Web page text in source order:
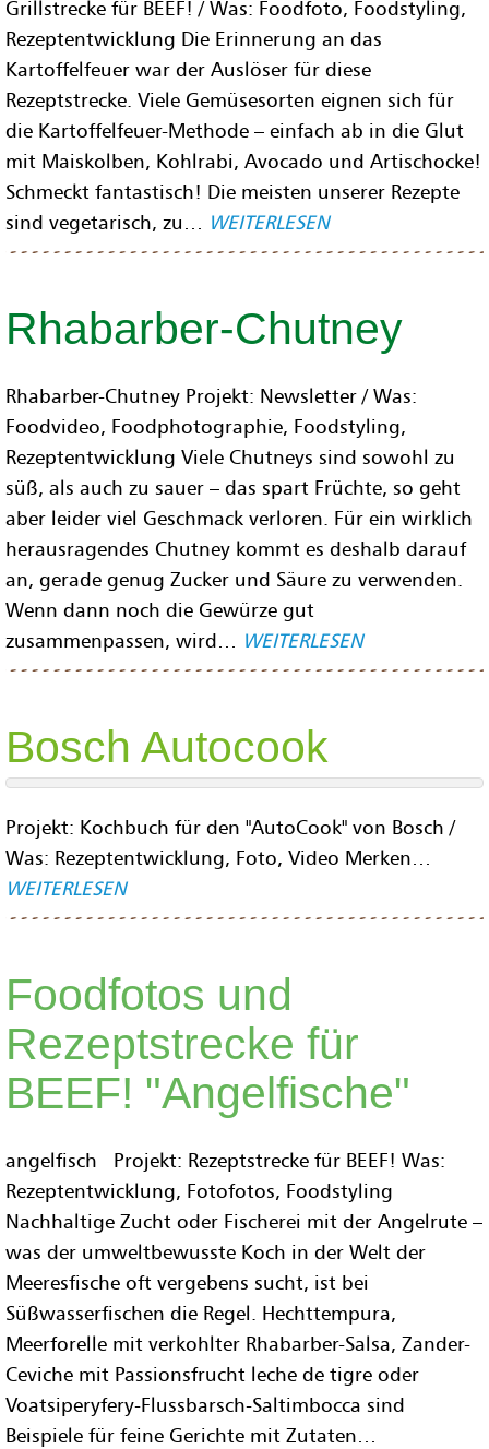
Grillstrecke für BEEF! / Was: Foodfoto, Foodstyling,
Rezeptentwicklung Die Erinnerung an das
Kartoffelfeuer war der Auslöser für diese
Rezeptstrecke. Viele Gemüsesorten eignen sich für
die Kartoffelfeuer-Methode – einfach ab in die Glut
mit Maiskolben, Kohlrabi, Avocado und Artischocke!
Schmeckt fantastisch! Die meisten unserer Rezepte
sind vegetarisch, zu… WEITERLESEN
Rhabarber-Chutney
Rhabarber-Chutney Projekt: Newsletter / Was:
Foodvideo, Foodphotographie, Foodstyling,
Rezeptentwicklung Viele Chutneys sind sowohl zu
süß, als auch zu sauer – das spart Früchte, so geht
aber leider viel Geschmack verloren. Für ein wirklich
herausragendes Chutney kommt es deshalb darauf
an, gerade genug Zucker und Säure zu verwenden.
Wenn dann noch die Gewürze gut
zusammenpassen, wird… WEITERLESEN
Bosch Autocook
Projekt: Kochbuch für den "AutoCook" von Bosch /
Was: Rezeptentwicklung, Foto, Video Merken…
WEITERLESEN
Foodfotos und
Rezeptstrecke für
BEEF! "Angelfische"
angelfisch Projekt: Rezeptstrecke für BEEF! Was:
Rezeptentwicklung, Fotofotos, Foodstyling
Nachhaltige Zucht oder Fischerei mit der Angelrute –
was der umweltbewusste Koch in der Welt der
Meeresfische oft vergebens sucht, ist bei
Süßwasserfischen die Regel. Hechttempura,
Meerforelle mit verkohlter Rhabarber-Salsa, Zander-
Ceviche mit Passionsfrucht leche de tigre oder
Voatsiperyfery-Flussbarsch-Saltimbocca sind
Beispiele für feine Gerichte mit Zutaten…